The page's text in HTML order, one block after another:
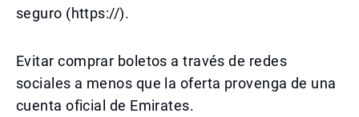
seguro (https://).
Evitar comprar boletos a través de redes
sociales a menos que la oferta provenga de una
cuenta oficial de Emirates.